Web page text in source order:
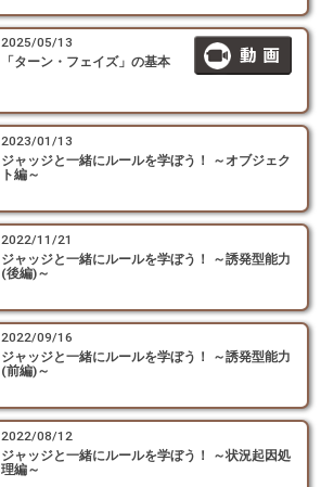
2025/05/13
「ターン・フェイズ」の基本
2023/01/13
ジャッジと一緒にルールを学ぼう！ ～オブジェク
ト編～
2022/11/21
ジャッジと一緒にルールを学ぼう！ ～誘発型能力
(後編)～
2022/09/16
ジャッジと一緒にルールを学ぼう！ ～誘発型能力
(前編)～
2022/08/12
ジャッジと一緒にルールを学ぼう！ ～状況起因処
理編～